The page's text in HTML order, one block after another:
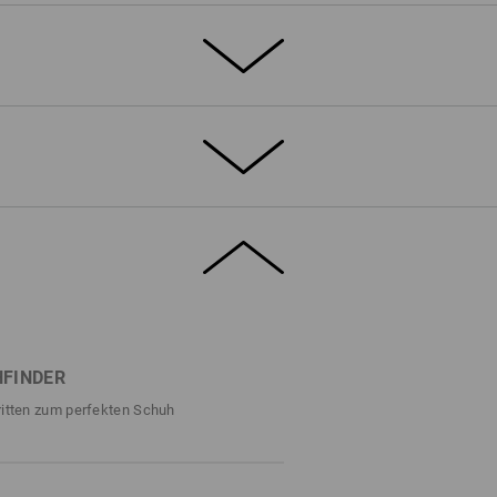
macht der Tegmen IV low nicht
äußerst strapazierfähig. Der komfortable
in angesagter Strickoptik
nahtlos verarbeitetes Obermaterial
sorgt für eine präzise fein
für kompromisslose Performance
zum perfekten Schuh